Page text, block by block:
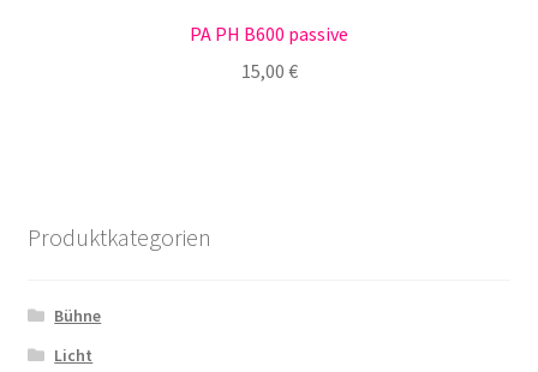
PA PH B600 passive
15,00 €
Produktkategorien
Bühne
Licht